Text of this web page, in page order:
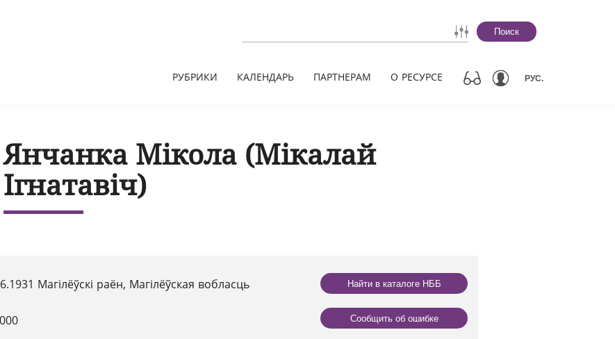
Поиск
РУБРИКИ КАЛЕНДАРЬ ПАРТНЕРАМ О РЕСУРСЕ РУС.
Янчанка Мікола (Мікалай
Ігнатавіч)
Магілёўскі раён, Магілёўская вобласць Найти в каталоге НББ
Сообщить об ошибке